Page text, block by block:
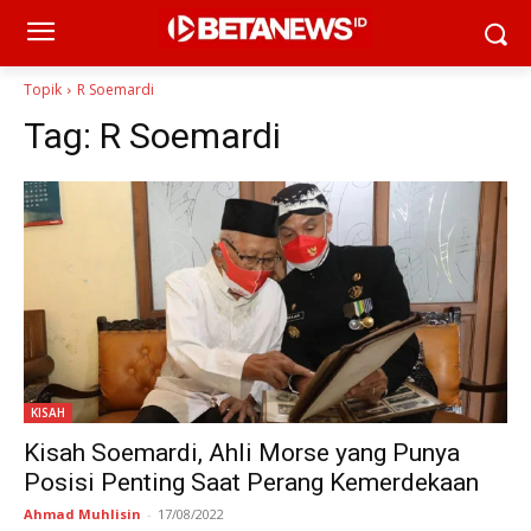
Topik R Soemardi
Tag: R Soemardi
KISAH
Kisah Soemardi, Ahli Morse yang Punya
Posisi Penting Saat Perang Kemerdekaan
Ahmad Muhlisin - 17/08/2022